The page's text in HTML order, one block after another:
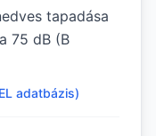
tapadása
75 dB (B
adatbázis)